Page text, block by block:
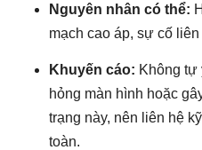
Nguyên nhân có thể:
mạch cao áp, sự cố
Khuyến cáo: Không tự
hỏng màn hình hoặc
trạng này, nên liên hệ
toàn.